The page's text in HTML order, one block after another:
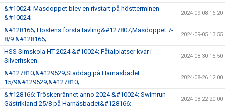
&#10024; Masdoppet blev en rivstart på höstterminen
&#10024;
2024-09-08 16:20
&#128166; Höstens första tävling&#127807;Masdoppet 7-
8/9 &#128166;
2024-09-05 13:55
HSS Simskola HT 2024 &#10024; Fåtalplatser kvar i
Silverfisken
2024-08-30 15:50
&#127810;&#129529;Städdag på Harnäsbadet
15/9&#129529;&#127810;
2024-08-26 12:00
&#128166; Tröskenrännet anno 2024 &#10024; Swimrun
Gästrikland 25/8 på Harnäsbadet&#128166;
2024-08-22 20:00